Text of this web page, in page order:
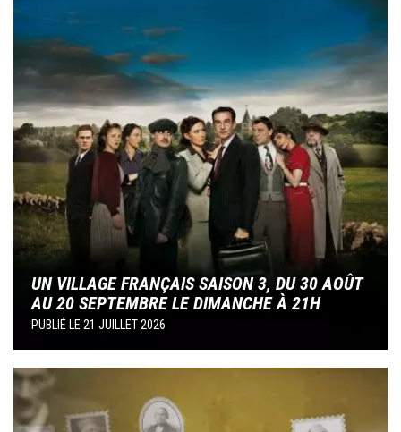
UN VILLAGE FRANÇAIS SAISON 3, DU 30 AOÛT
AU 20 SEPTEMBRE LE DIMANCHE À 21H
PUBLIÉ LE 21 JUILLET 2026
Image